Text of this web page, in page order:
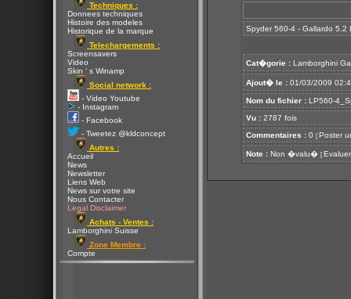
Techniques :
Donnees techniques
Histoire des modeles
Historique de la marque
Telechargements :
Screensavers
Video
Skin ' s Winamp
Social network :
- Video Youtube
- Instagram
- Facebook
- Tweetez @kldconcept
Autres :
Accueil
News
Newsletter
Liens Web
News sur votre site
Nous Contacter
Legal Disclaimer
Achats - Ventes :
Lamborghini Suisse
Zone Membre :
Compte
Spyder 560-4 - Gallardo 5.2
Cat�gorie : Lamborghini
Ajout� le : 01/03/2009
Nom du fichier : LP560-
Vu : 2787 fois
Commentaires : 0 [ Poster
Note : Non �valu� [ Evaluer